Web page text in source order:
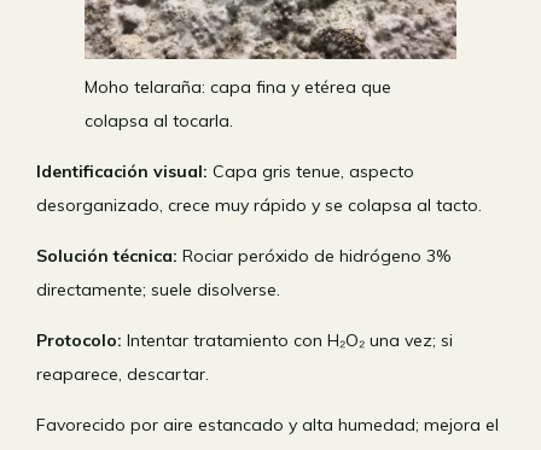
Moho telaraña: capa fina y etérea que
colapsa al tocarla.
Identificación visual: Capa gris tenue, aspecto
desorganizado, crece muy rápido y se colapsa al tacto.
Solución técnica: Rociar peróxido de hidrógeno 3%
directamente; suele disolverse.
Protocolo: Intentar tratamiento con H₂O₂ una vez; si
reaparece, descartar.
Favorecido por aire estancado y alta humedad; mejora el